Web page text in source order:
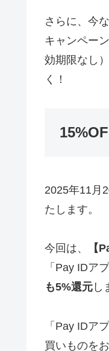
さらに、今
キャンペー
効期限なし
く！
2025年11月
たします。
今回は、 【
「Pay IDア
も5%還元 し
「Pay IDア
買いものを